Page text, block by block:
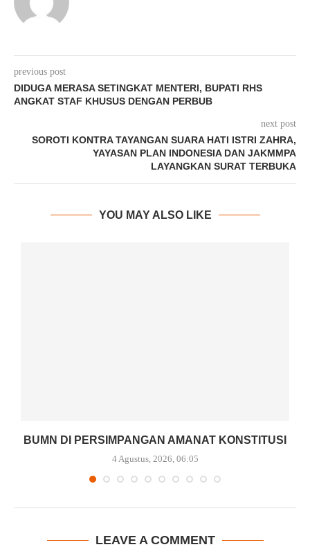
previous post
DIDUGA MERASA SETINGKAT MENTERI, BUPATI RHS
ANGKAT STAF KHUSUS DENGAN PERBUB
next post
SOROTI KONTRA TAYANGAN SUARA HATI ISTRI ZAHRA,
YAYASAN PLAN INDONESIA DAN JAKMMPA
LAYANGKAN SURAT TERBUKA
YOU MAY ALSO LIKE
BUMN DI PERSIMPANGAN AMANAT KONSTITUSI
4 Agustus, 2026, 06:05
LEAVE A COMMENT